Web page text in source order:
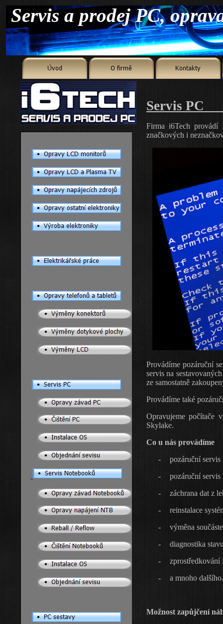
Servis
Firma i6Tech provádí
značkových i
Provádíme pozáruční
servis na
ze samostatně
Provádíme také
Opravujeme počítače
Skylake.
Co u nás provádíme
-
pozáruční
-
pozáruční
-
záchrana dat z
-
reinstalace
-
výměna
-
diagnostika
-
zprostředkování
-
a mnoho
Možnost zapůjčení